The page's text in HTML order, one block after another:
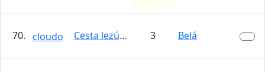
70. cloudo Cesta lezúňov 3 Belá